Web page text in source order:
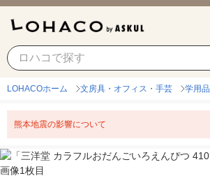
LOHACOホーム 文房具・オフィス・手芸 学用品
熊本地震の影響について